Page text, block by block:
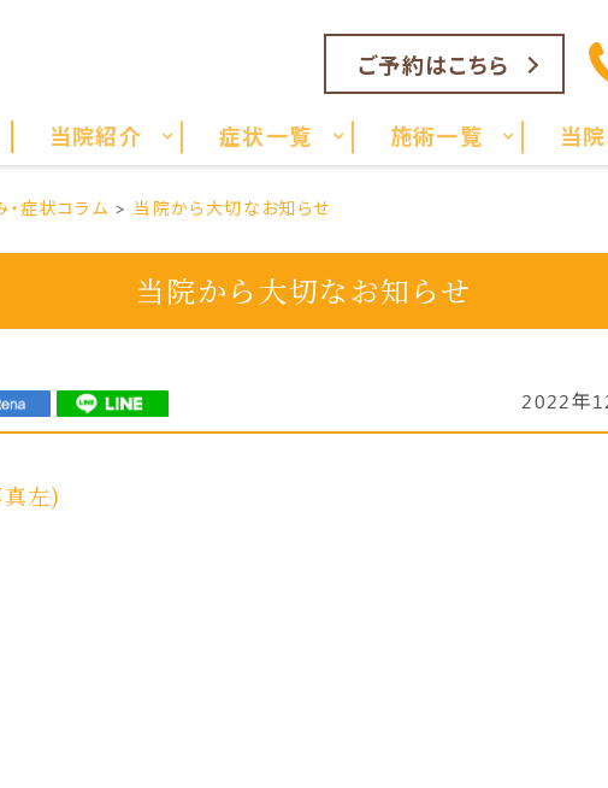
ご予約はこちら
当院紹介 症状一覧 施術一覧 当
・症状コラム 当院から大切なお知らせ
当院から大切なお知らせ
2022年
左)